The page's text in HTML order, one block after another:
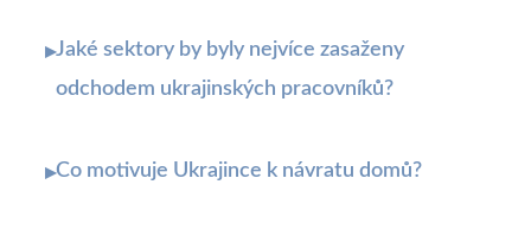
▸Jaké sektory by byly nejvíce zasaženy
odchodem ukrajinských pracovníků?
▸Co motivuje Ukrajince k návratu domů?